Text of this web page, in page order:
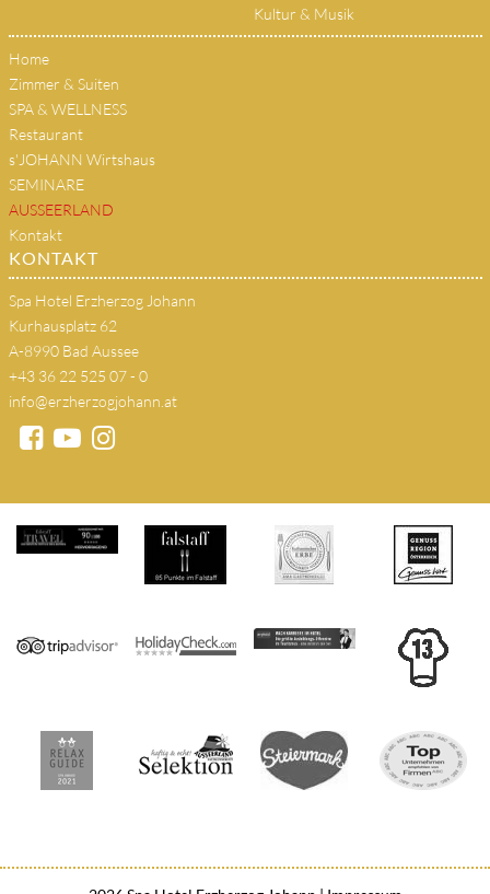
Kultur & Musik
Home
Zimmer & Suiten
SPA & WELLNESS
Restaurant
s'JOHANN Wirtshaus
SEMINARE
AUSSEERLAND
Kontakt
KONTAKT
Spa Hotel Erzherzog Johann
Kurhausplatz 62
A-8990 Bad Aussee
+43 36 22 525 07 - 0
info@erzherzogjohann.at